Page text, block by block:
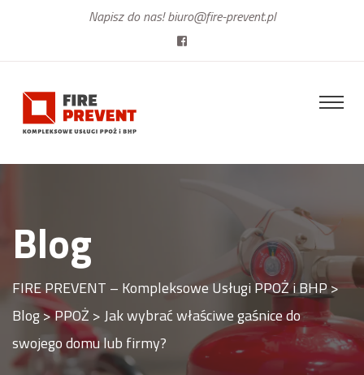
Napisz do nas!biuro@fire-prevent.pl
Blog
FIRE PREVENT – Kompleksowe Usługi PPOŻ i BHP>
Blog>PPOŻ >Jak wybrać właściwe gaśnice do
swojego domu lub firmy?